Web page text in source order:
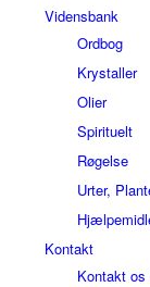
Vidensbank
Ordbog
Krystaller
Olier
Spirituelt
Røgelse
Urter,
Kontakt
Kontakt os